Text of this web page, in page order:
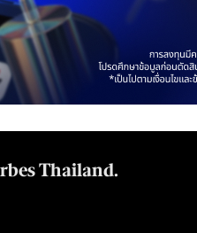
Thailand.